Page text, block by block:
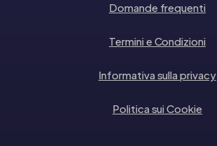
Domande frequenti
Termini e Condizioni
Informativa sulla privacy
Politica sui Cookie